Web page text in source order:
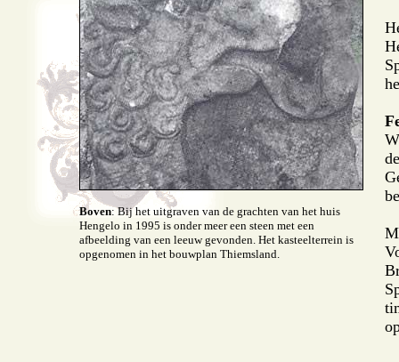
Boven: Bij het uitgraven van de grachten van het huis
Hengelo in 1995 is onder meer een steen met een
afbeelding van een leeuw gevonden. Het kasteelterrein is
opgenomen in het bouwplan Thiemsland.